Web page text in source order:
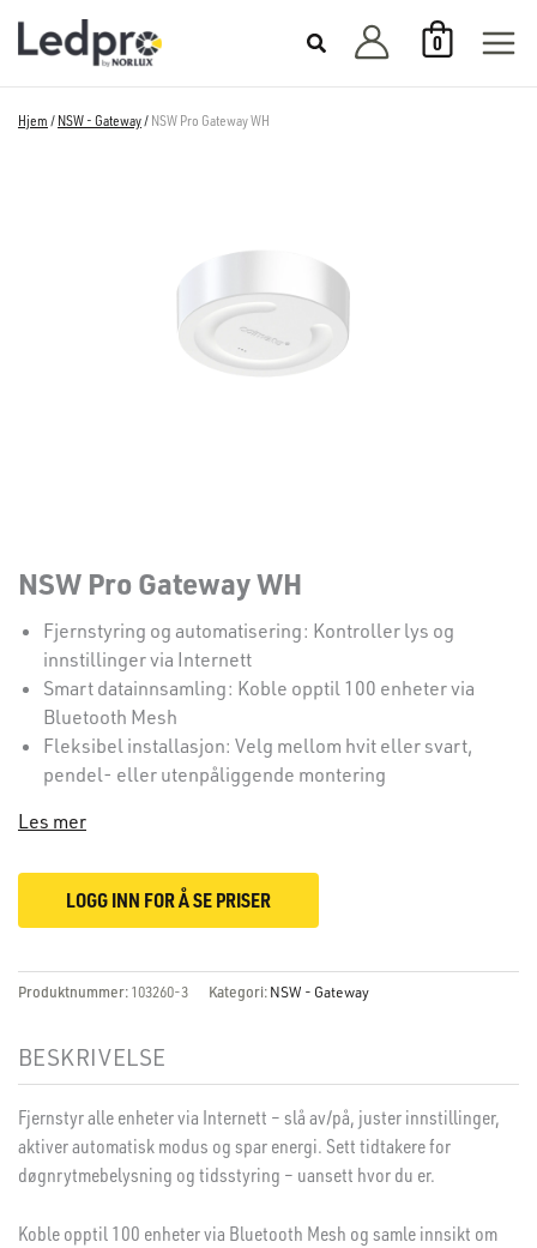
rett
0
Hjem / NSW - Gateway/ NSW Pro Gateway WH
NSW Pro Gateway WH
Fjernstyring og automatisering: Kontroller lys og
innstillinger via Internett
Smart datainnsamling: Koble opptil 100 enheter via
Bluetooth Mesh
Fleksibel installasjon: Velg mellom hvit eller svart,
pendel- eller utenpåliggende montering
Les mer
LOGG INN FOR Å SE PRISER
Produktnummer: 103260-3 Kategori: NSW - Gateway
BESKRIVELSE
Fjernstyr alle enheter via Internett – slå av/på, juster innstillinger,
aktiver automatisk modus og spar energi. Sett tidtakere for
døgnrytmebelysning og tidsstyring – uansett hvor du er.
Koble opptil 100 enheter via Bluetooth Mesh og samle innsikt om